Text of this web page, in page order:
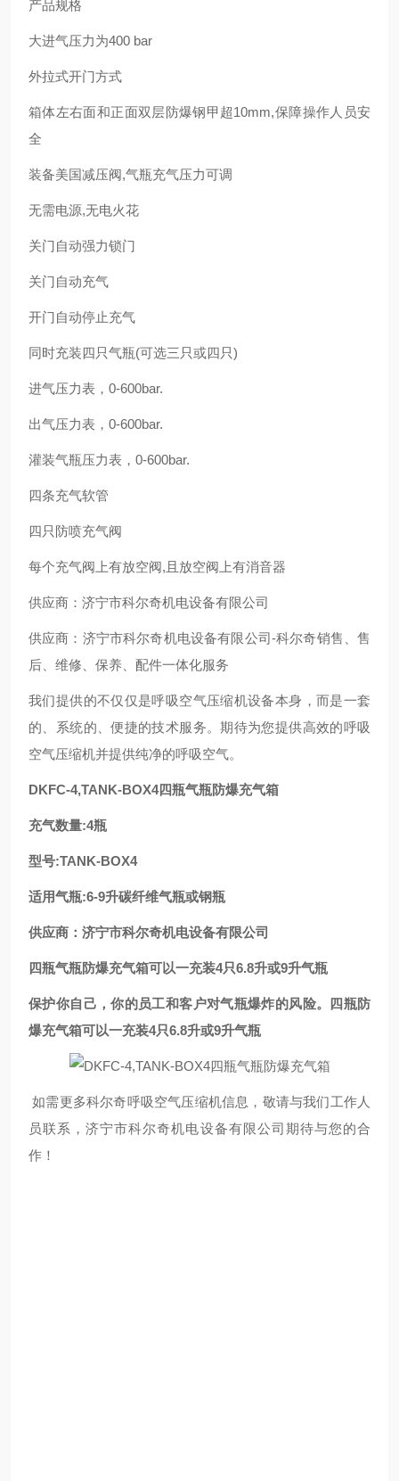
产品规格
大进气压力为400 bar
外拉式开门方式
箱体左右面和正面双层防爆钢甲超10mm,保障操作人员安
全
装备美国减压阀,气瓶充气压力可调
无需电源,无电火花
关门自动强力锁门
关门自动充气
开门自动停止充气
同时充装四只气瓶(可选三只或四只)
进气压力表，0-600bar.
出气压力表，0-600bar.
灌装气瓶压力表，0-600bar.
四条充气软管
四只防喷充气阀
每个充气阀上有放空阀,且放空阀上有消音器
供应商：济宁市科尔奇机电设备有限公司
供应商：济宁市科尔奇机电设备有限公司-科尔奇销售、售
后、维修、保养、配件一体化服务
我们提供的不仅仅是呼吸空气压缩机设备本身，而是一套
的、系统的、便捷的技术服务。期待为您提供高效的呼吸
空气压缩机并提供纯净的呼吸空气。
DKFC-4,TANK-BOX4四瓶气瓶防爆充气箱
充气数量:4瓶
型号:TANK-BOX4
适用气瓶:6-9升碳纤维气瓶或钢瓶
供应商：济宁市科尔奇机电设备有限公司
四瓶气瓶防爆充气箱可以一充装4只6.8升或9升气瓶
保护你自己，你的员工和客户对气瓶爆炸的风险。四瓶防
爆充气箱可以一充装4只6.8升或9升气瓶
如需更多科尔奇呼吸空气压缩机信息，敬请与我们工作人
员联系，济宁市科尔奇机电设备有限公司期待与您的合
作！